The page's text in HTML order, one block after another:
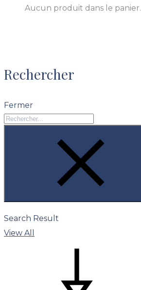
Aucun produit dans le panier.
Rechercher
Fermer
Search Result
View All